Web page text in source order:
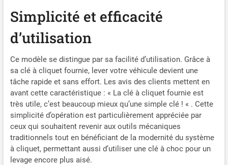
Simplicité et efficacité
d’utilisation
Ce modèle se distingue par sa facilité d’utilisation. Grâce à
sa clé à cliquet fournie, lever votre véhicule devient une
tâche rapide et sans effort. Les avis des clients mettent en
avant cette caractéristique : « La clé à cliquet fournie est
très utile, c’est beaucoup mieux qu’une simple clé ! « . Cette
simplicité d’opération est particulièrement appréciée par
ceux qui souhaitent revenir aux outils mécaniques
traditionnels tout en bénéficiant de la modernité du système
à cliquet, permettant aussi d’utiliser une clé à choc pour un
levage encore plus aisé.